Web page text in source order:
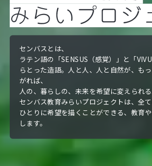
センバスとは、
ラテン語の「SENSUS（感覚）」と「
らとった造語。 人と人、人と自然が、も
がれば、
人の、暮らしの、未来を希望に変えられる
センバス教育みらいプロジェクトは、全
ひとりに希望を描くことができる、教育
します。